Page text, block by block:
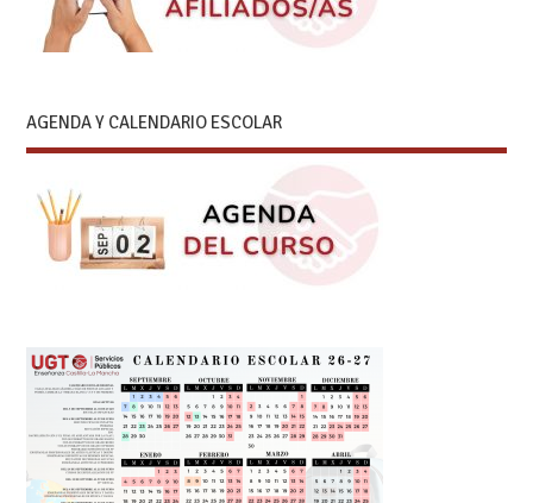
AGENDA Y CALENDARIO ESCOLAR